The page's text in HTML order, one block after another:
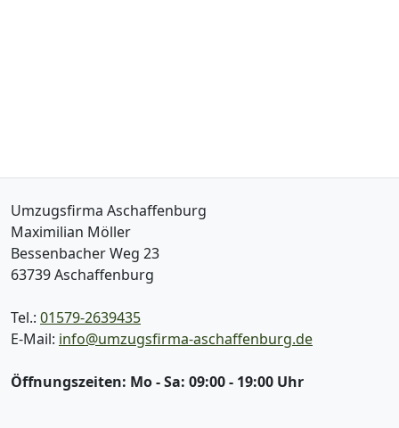
Umzugsfirma Aschaffenburg
Maximilian Möller
Bessenbacher Weg 23
63739Aschaffenburg
Tel.: 01579-2639435
E-Mail: info@umzugsfirma-aschaffenburg.de
Öffnungszeiten: Mo - Sa: 09:00 - 19:00 Uhr